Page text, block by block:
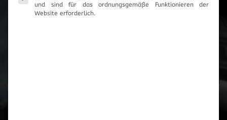
Es wurden keine Artikel vorgemerkt
und sind für das ordnungsgemäße Funktionieren der
Website erforderlich.